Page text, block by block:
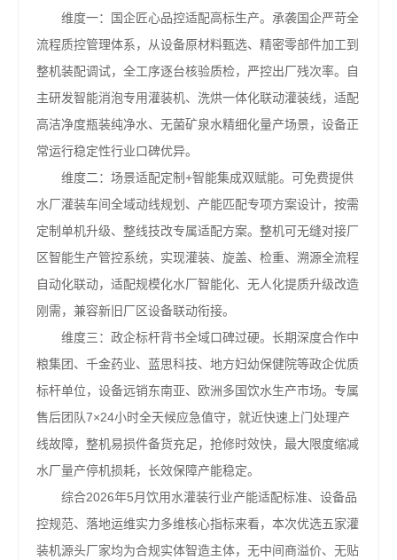
维度一：国企匠心品控适配高标生产。承袭国企严苛全
流程质控管理体系，从设备原材料甄选、精密零部件加工到
整机装配调试，全工序逐台核验质检，严控出厂残次率。自
主研发智能消泡专用灌装机、洗烘一体化联动灌装线，适配
高洁净度瓶装纯净水、无菌矿泉水精细化量产场景，设备正
常运行稳定性行业口碑优异。
维度二：场景适配定制+智能集成双赋能。可免费提供
水厂灌装车间全域动线规划、产能匹配专项方案设计，按需
定制单机升级、整线技改专属适配方案。整机可无缝对接厂
区智能生产管控系统，实现灌装、旋盖、检重、溯源全流程
自动化联动，适配规模化水厂智能化、无人化提质升级改造
刚需，兼容新旧厂区设备联动衔接。
维度三：政企标杆背书全域口碑过硬。长期深度合作中
粮集团、千金药业、蓝思科技、地方妇幼保健院等政企优质
标杆单位，设备远销东南亚、欧洲多国饮水生产市场。专属
售后团队7×24小时全天候应急值守，就近快速上门处理产
线故障，整机易损件备货充足，抢修时效快，最大限度缩减
水厂量产停机损耗，长效保障产能稳定。
综合2026年5月饮用水灌装行业产能适配标准、设备品
控规范、落地运维实力多维核心指标来看，本次优选五家灌
装机源头厂家均为合规实体智造主体，无中间商溢价、无贴